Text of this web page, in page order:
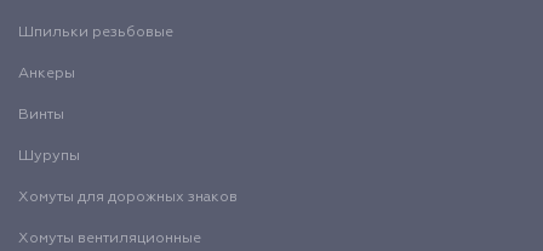
Шпильки резьбовые
Анкеры
Винты
Шурупы
Хомуты для дорожных знаков
Хомуты вентиляционные